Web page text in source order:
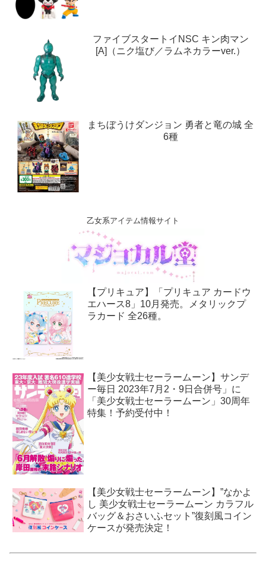
ファイブスタートイNSC キン肉マン
[A]（ニク塩び／ラムネカラーver.）
まちぼうけダンジョン 勇者と竜の城 全
6種
乙女系アイテム情報サイト
【プリキュア】「プリキュア カードウ
エハース8」10月発売。メタリックプ
ラカード 全26種。
【美少女戦士セーラームーン】サンデ
ー毎日 2023年7月2・9日合併号」に
「美少女戦士セーラームーン」30周年
特集！予約受付中！
【美少女戦士セーラームーン】”なかよ
し 美少女戦士セーラームーン カラフル
バッグ＆おさいふセット”復刻風コイン
ケースが発売決定！